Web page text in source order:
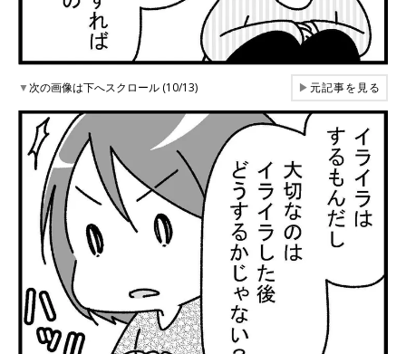
▼次の画像は下へスクロール (10/13) ▶元記事を見る